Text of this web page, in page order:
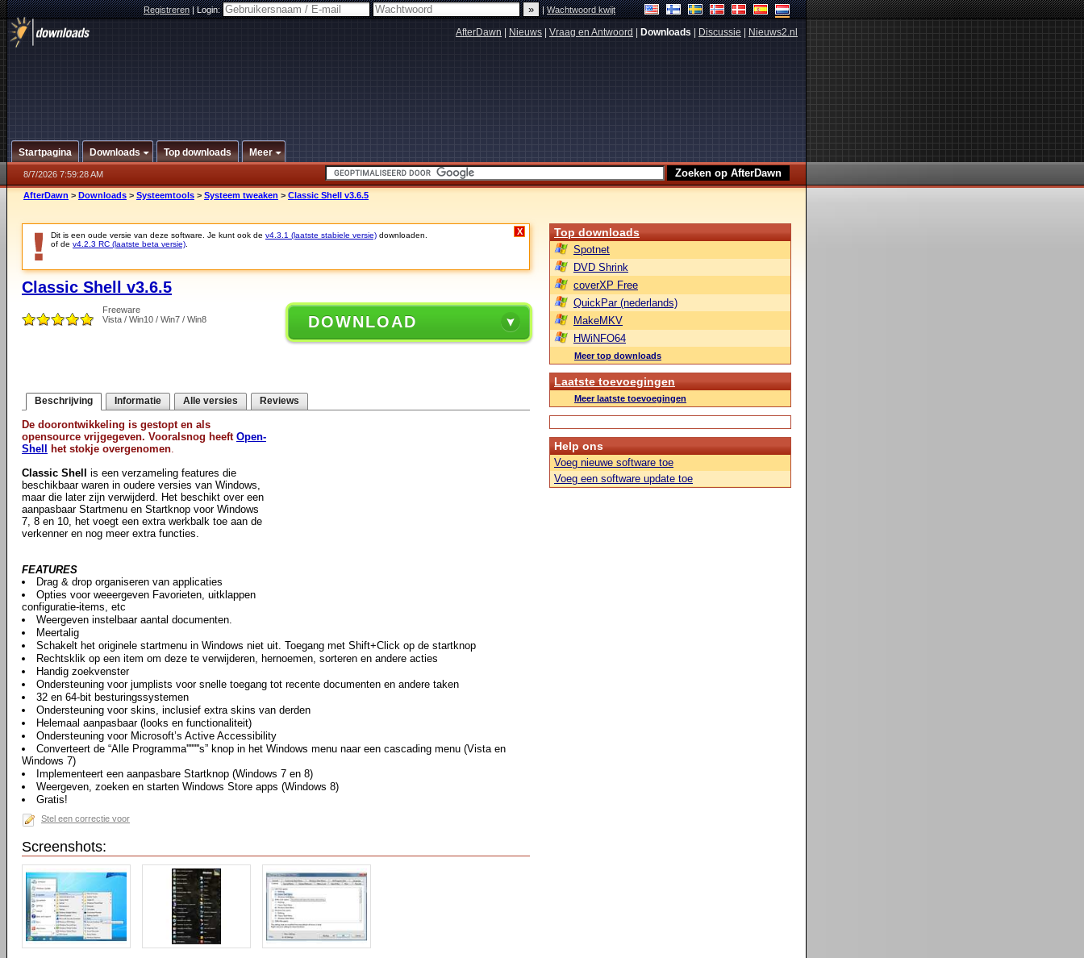
Registreren|Login: |Wachtwoord kwijt
AfterDawn Nieuws Vraag en Antwoord Downloads Discussie Nieuws2.nl
Startpagina Downloads Top downloads Meer
8/7/2026 7:59:28 AM
AfterDawn > Downloads > Systeemtools > Systeem tweaken > Classic Shell v3.6.5
Dit is een oude versie van deze software. Je kunt ook de v4.3.1 (laatste stabiele versie) downloaden.
of de v4.2.3 RC (laatste beta versie)
X
Classic Shell v3.6.5
Freeware
Vista / Win10 / Win7 / Win8
DOWNLOAD
Beschrijving Informatie Alle versies Reviews
De doorontwikkeling is gestopt en als
opensource vrijgegeven. Vooralsnog heeft Open-
Shell
het stokje overgenomen.
Classic Shell
is een verzameling features die
beschikbaar waren in oudere versies van Windows,
maar die later zijn verwijderd. Het beschikt over een
aanpasbaar Startmenu en Startknop voor Windows
7, 8 en 10, het voegt een extra werkbalk toe aan de
verkenner en nog meer extra functies.
FEATURES
Drag & drop organiseren van applicaties
Opties voor weeergeven Favorieten, uitklappen
configuratie-items, etc
Weergeven instelbaar aantal documenten.
Meertalig
Schakelt het originele startmenu in Windows niet uit. Toegang met Shift+Click op de startknop
Rechtsklik op een item om deze te verwijderen, hernoemen, sorteren en andere acties
Handig zoekvenster
Ondersteuning voor jumplists voor snelle toegang tot recente documenten en andere taken
32 en 64-bit besturingssystemen
Ondersteuning voor skins, inclusief extra skins van derden
Helemaal aanpasbaar (looks en functionaliteit)
Ondersteuning voor Microsoft’s Active Accessibility
Converteert de “Alle Programma''''''''s” knop in het Windows menu naar een cascading menu (Vista en
Windows 7)
Implementeert een aanpasbare Startknop (Windows 7 en 8)
Weergeven, zoeken en starten Windows Store apps (Windows 8)
Gratis!
Stel een correctie voor
Screenshots:
Top downloads
Spotnet
DVD Shrink
coverXP Free
QuickPar (nederlands)
MakeMKV
HWiNFO64
Meer top downloads
Laatste toevoegingen
Meer laatste toevoegingen
Help ons
Voeg nieuwe software toe
Voeg een software update toe